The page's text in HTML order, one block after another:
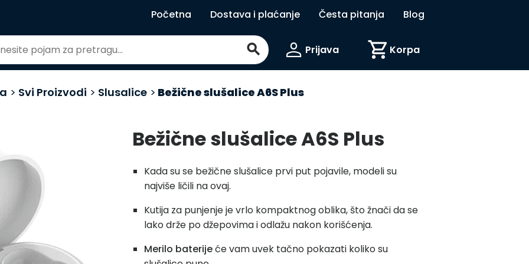
Početna Dostava i plaćanje Česta pitanja Blog
search person Prijava shopping_cart Korpa
> Svi Proizvodi > Slusalice> Bežične slušalice A6S Plus
Bežične slušalice A6S Plus
Kada su se bežične slušalice prvi put pojavile, modeli su
najviše ličili na ovaj.
Kutija za punjenje je vrlo kompaktnog oblika, što žnači da se
lako drže po džepovima i odlažu nakon korišćenja.
Merilo baterijeće vam uvek tačno pokazati koliko su